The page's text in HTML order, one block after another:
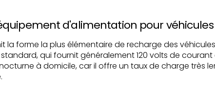
d'alimentation pour véhicules
la forme la plus élémentaire de recharge des
qui fournit généralement 120 volts de courant
à domicile, car il offre un taux de charge très